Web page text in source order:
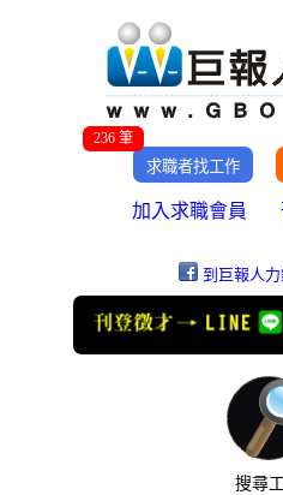
236 筆
加入求職會員
到巨報人
搜尋